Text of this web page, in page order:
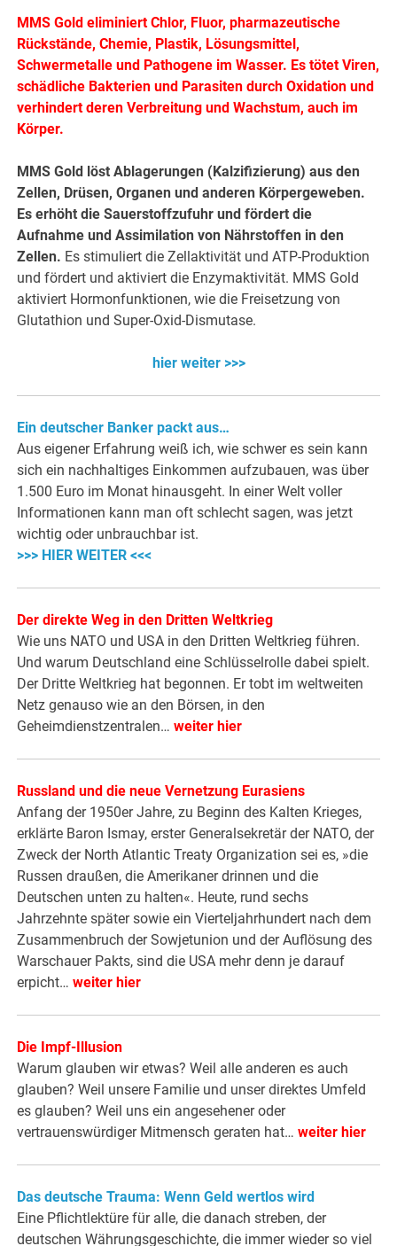
MMS Gold eliminiert Chlor, Fluor, pharmazeutische
Rückstände, Chemie, Plastik, Lösungsmittel,
Schwermetalle und Pathogene im Wasser. Es tötet Viren,
schädliche Bakterien und Parasiten durch Oxidation und
verhindert deren Verbreitung und Wachstum, auch im
Körper.
MMS Gold löst Ablagerungen (Kalzifizierung) aus den
Zellen, Drüsen, Organen und anderen Körpergeweben.
Es erhöht die Sauerstoffzufuhr und fördert die
Aufnahme und Assimilation von Nährstoffen in den
Zellen. Es stimuliert die Zellaktivität und ATP-Produktion
und fördert und aktiviert die Enzymaktivität. MMS Gold
aktiviert Hormonfunktionen, wie die Freisetzung von
Glutathion und Super-Oxid-Dismutase.
hier weiter >>>
Ein deutscher Banker packt aus…
Aus eigener Erfahrung weiß ich, wie schwer es sein kann
sich ein nachhaltiges Einkommen aufzubauen, was über
1.500 Euro im Monat hinausgeht. In einer Welt voller
Informationen kann man oft schlecht sagen, was jetzt
wichtig oder unbrauchbar ist.
>>> HIER WEITER <<<
Der direkte Weg in den Dritten Weltkrieg
Wie uns NATO und USA in den Dritten Weltkrieg führen.
Und warum Deutschland eine Schlüsselrolle dabei spielt.
Der Dritte Weltkrieg hat begonnen. Er tobt im weltweiten
Netz genauso wie an den Börsen, in den
Geheimdienstzentralen…weiter hier
Russland und die neue Vernetzung Eurasiens
Anfang der 1950er Jahre, zu Beginn des Kalten Krieges,
erklärte Baron Ismay, erster Generalsekretär der NATO, der
Zweck der North Atlantic Treaty Organization sei es, »die
Russen draußen, die Amerikaner drinnen und die
Deutschen unten zu halten«. Heute, rund sechs
Jahrzehnte später sowie ein Vierteljahrhundert nach dem
Zusammenbruch der Sowjetunion und der Auflösung des
Warschauer Pakts, sind die USA mehr denn je darauf
erpicht…weiter hier
Die Impf-Illusion
Warum glauben wir etwas? Weil alle anderen es auch
glauben? Weil unsere Familie und unser direktes Umfeld
es glauben? Weil uns ein angesehener oder
vertrauenswürdiger Mitmensch geraten hat…weiter hier
Das deutsche Trauma: Wenn Geld wertlos wird
Eine Pflichtlektüre für alle, die danach streben, der
deutschen Währungsgeschichte, die immer wieder so viel